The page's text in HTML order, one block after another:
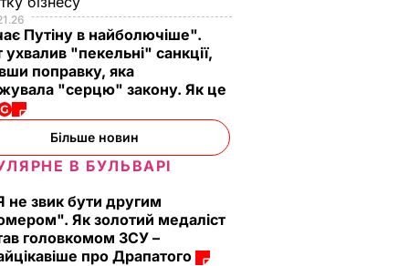
Путіну в найболючіше".
ухвалив "пекельні" санкції,
поправку, яка
"серцю" закону. Як це
Більше новин
В БУЛЬВАРІ
не звик бути другим
Як золотий медаліст
головкомом ЗСУ –
про Драпатого